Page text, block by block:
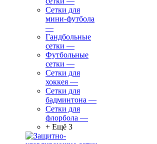
Сетки для
мини-футбола
—
Гандбольные
сетки —
Футбольные
сетки —
Сетки для
хоккея —
Сетки для
бадминтона —
Сетки для
флорбола —
+ Ещё 3